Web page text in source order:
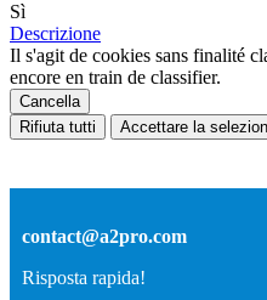
Sì
Descrizione
Il s'agit de cookies sans finalité
encore en train de classifier.
Cancella
Rifiuta tutti
Accettare la
contact@a2pro.com
Risposta rapida!